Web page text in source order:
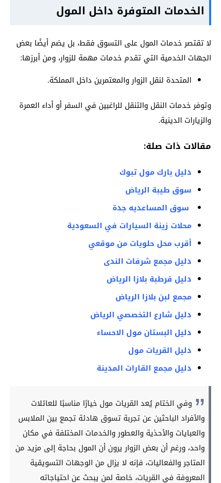
الخدمات المتوفرة داخل المول
لا تقتصر خدمات المول على التسوق فقط، بل يضم أيضًا بعض
الجهات الخدمية التي تقدم خدمات مهمة للزوار، ومن أبرزها:
المتحدة لنقل الزوار والمعتمرين داخل المملكة.
وتوفر خدمات النقل والتنقل للراغبين في السفر أو أداء العمرة
والزيارات الدينية.
مقالات ذات صلة:
دليل بارك مول تبوك
سوق طيبة الرياض
سوق المساعديه جدة
محلات زينة السيارات في السعودية
أقرب محل حلويات من موقعي
دليل مجمع شرفات الندى
دليل قرطبة بلازا الرياض
مجمع لبن بلازا الرياض
دليل شارع التخصصي الرياض
دليل البستان مول الاحساء
دليل القريات مول
دليل مجمع القارات المدينة
وفي الختام يُعد القريات مول خيارًا مناسبًا للعائلات
والأفراد الباحثين عن تجربة تسوق هادئة تجمع بين الملابس
والعبايات والأحذية والعطور والخدمات المختلفة في مكان
واحد، ورغم أن بعض الزوار يرون أن المول بحاجة إلى مزيد من
المتاجر والفعاليات، فإنه لا يزال من الوجهات التسويقية
المعروفة في القريات، خاصة لمن يبحث عن احتياجاته